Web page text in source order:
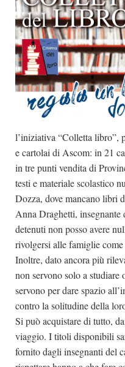
Autori
Generi
Case editrici
Partnership
Giallo Stresa
Premio Chiara
A Tutto Volume
Salone di Torino
Marketing
l’iniziativa “Colletta libro”,
e cartolai di Ascom: in 21
in tre punti vendita di
testi e materiale scolastico
Dozza, dove mancano libri
Anna Draghetti,
detenuti non posso avere
rivolgersi alle famiglie
Inoltre, dato ancora più
non servono solo a studiare
servono per dare spazio
contro la solitudine della
Si può acquistare di tutto,
viaggio. I titoli disponibili
fornito dagli insegnanti del